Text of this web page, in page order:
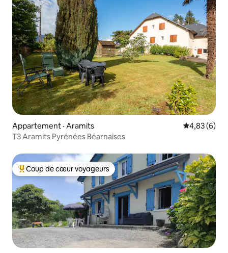
Appartement · Aramits Note
4,83 (6)
T3 Aramits Pyrénées Béarnaises
Coup de cœur voyageurs parmi les plus aimés
Coup de cœur voyageurs